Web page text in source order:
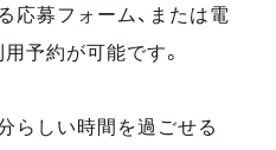
応募フォーム、または電
予約が可能です。
らしい時間を過ごせる